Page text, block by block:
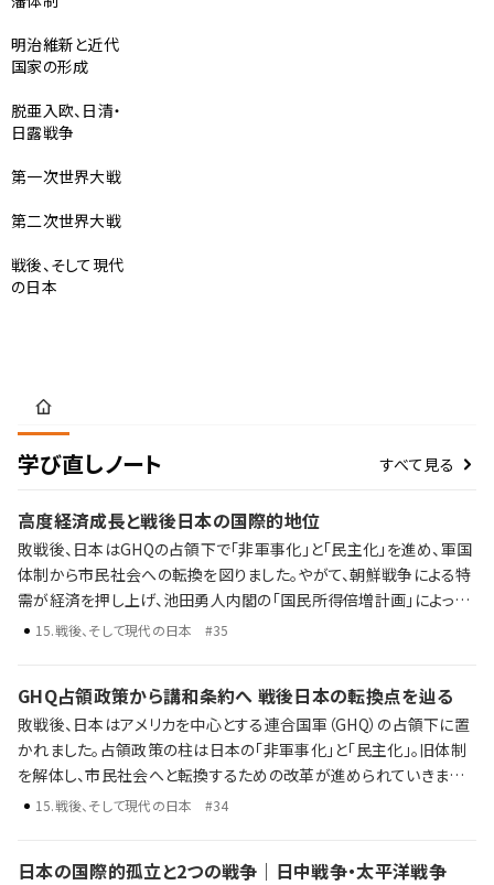
明治維新と近代
国家の形成
脱亜入欧、日清・
日露戦争
第一次世界大戦
第二次世界大戦
戦後、そして現代
の日本
学び直しノート すべて見る
高度経済成長と戦後日本の国際的地位
敗戦後、日本はGHQの占領下で「非軍事化」と「民主化」を進め、軍国
体制から市民社会への転換を図りました。やがて、朝鮮戦争による特
需が経済を押し上げ、池田勇人内閣の「国民所得倍増計画」によって
高度経済成長期が到来。東海道新幹線の開通、東京オリンピックの開
ショックやバブル経済の崩壊 占領から高度経済成長へ。そして、成長
の終焉と新たな時代の入り口へ。歴史年表だけでは語り尽くせない
戦後日本がたどった激動の数十年を、ラジレキが独自解説します。
15.戦後、そして現代の日本 #35
GHQ占領政策から講和条約へ 戦後日本の転換点を辿る
敗戦後、日本はアメリカを中心とする連合国軍（GHQ）の占領下に置
かれました。占領政策の柱は日本の「非軍事化」と「民主化」。旧体制
を解体し、市民社会へと転換するための改革が進められていきまし
た。 敗戦と日本の再出発 占領政策と「非軍事化・民主化」 冷戦下に15.戦後、そして現代の日本 #34
日本の国際的孤立と2つの戦争｜日中戦争・太平洋戦争